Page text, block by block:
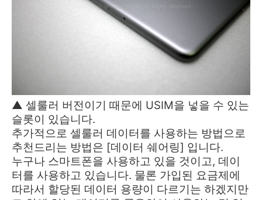
▲ 셀룰러 버전이기 때문에 USIM을 넣을 수 있는
슬롯이 있습니다.
추가적으로 셀룰러 데이터를 사용하는 방법으로
추천드리는 방법은 [데이터 쉐어링] 입니다.
누구나 스마트폰을 사용하고 있을 것이고, 데이
터를 사용하고 있습니다. 물론 가입된 요금제에
따라서 할당된 데이터 용량이 다르기는 하겠지만